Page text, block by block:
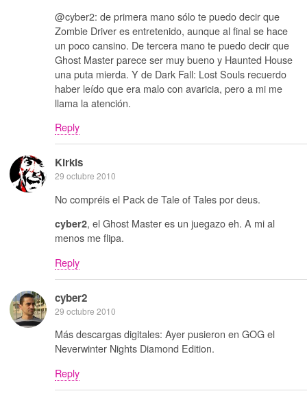
@cyber2: de primera mano sólo te puedo decir que
Zombie Driver es entretenido, aunque al final se hace
un poco cansino. De tercera mano te puedo decir que
Ghost Master parece ser muy bueno y Haunted House
una puta mierda. Y de Dark Fall: Lost Souls recuerdo
haber leído que era malo con avaricia, pero a mi me
llama la atención.
Reply
Kirkis
29 octubre 2010
No compréis el Pack de Tale of Tales por deus.
cyber2, el Ghost Master es un juegazo eh. A mi al
menos me flipa.
Reply
cyber2
29 octubre 2010
Más descargas digitales: Ayer pusieron en GOG el
Neverwinter Nights Diamond Edition.
Reply